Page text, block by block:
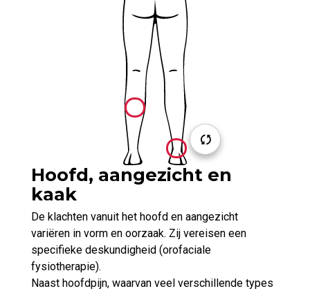
Hoofd, aangezicht en
kaak
De klachten vanuit het hoofd en aangezicht
variëren in vorm en oorzaak. Zij vereisen een
specifieke deskundigheid (orofaciale
fysiotherapie).
Naast hoofdpijn, waarvan veel verschillende types